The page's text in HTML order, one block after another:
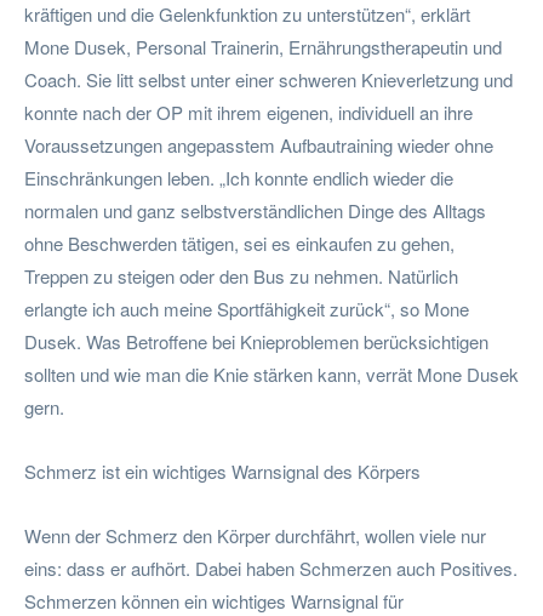
kräftigen und die Gelenkfunktion zu unterstützen“, erklärt
Mone Dusek, Personal Trainerin, Ernährungstherapeutin und
Coach. Sie litt selbst unter einer schweren Knieverletzung und
konnte nach der OP mit ihrem eigenen, individuell an ihre
Voraussetzungen angepasstem Aufbautraining wieder ohne
Einschränkungen leben. „Ich konnte endlich wieder die
normalen und ganz selbstverständlichen Dinge des Alltags
ohne Beschwerden tätigen, sei es einkaufen zu gehen,
Treppen zu steigen oder den Bus zu nehmen. Natürlich
erlangte ich auch meine Sportfähigkeit zurück“, so Mone
Dusek. Was Betroffene bei Knieproblemen berücksichtigen
sollten und wie man die Knie stärken kann, verrät Mone Dusek
gern.
Schmerz ist ein wichtiges Warnsignal des Körpers
Wenn der Schmerz den Körper durchfährt, wollen viele nur
eins: dass er aufhört. Dabei haben Schmerzen auch Positives.
Schmerzen können ein wichtiges Warnsignal für